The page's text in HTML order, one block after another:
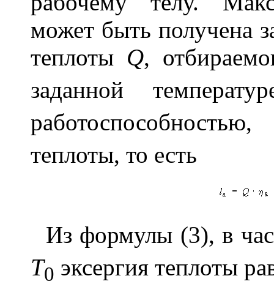
может быть получена
теплоты Q,
заданной
теплоты, то есть
Из формулы (3), в
T0 эксергия теплоты